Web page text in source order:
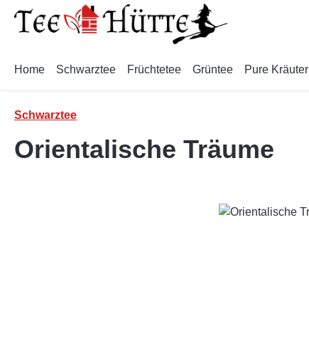
Hauptinhalt springen
Zur Suche springen
Zur Hauptnavigation springen
Home Schwarztee Früchtetee Grüntee Pure Kräuter
Schwarztee
Orientalische Träume